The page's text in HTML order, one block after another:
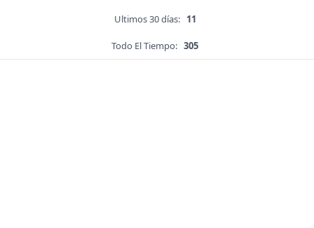
Ultimos 30 días: 11
Todo El Tiempo: 305